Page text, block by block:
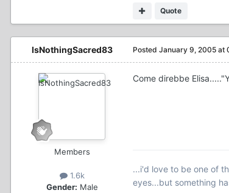
Quote
IsNothingSacred83
Members
1.6k
Gender: Male
Posted January 9, 2005 at
Come direbbe
...i'd love to be one of
eyes...but something